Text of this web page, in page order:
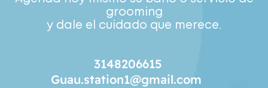
grooming
y dale el cuidado que merece.
3148206615
Guau.station1@gmail.com